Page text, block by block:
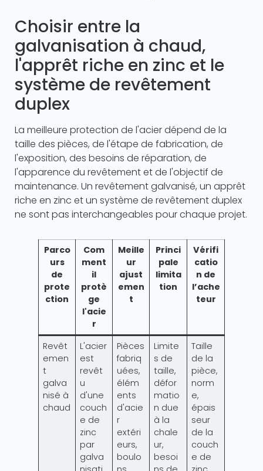
Choisir entre la
galvanisation à chaud,
l'apprêt riche en zinc et le
système de revêtement
duplex
La meilleure protection de l'acier dépend de la
taille des pièces, de l'étape de fabrication, de
l'exposition, des besoins de réparation, de
l'apparence du revêtement et de l'objectif de
maintenance. Un revêtement galvanisé, un apprêt
riche en zinc et un système de revêtement duplex
ne sont pas interchangeables pour chaque projet.
Parco
urs
de
prote
ction
Com
ment
il
protè
ge
l'acie
r
Meille
ur
ajust
emen
t
Princi
pale
limita
tion
Vérifi
catio
n de
l’ache
teur
Revêt
emen
t
galva
nisé à
chaud
L'acier
est
revêt
u
d'une
couch
e de
zinc
par
galva
Pièces
fabriq
uées,
élém
ents
d'acie
r
extéri
eurs,
boulo
Limite
s de
taille,
défor
matio
n due
à la
chale
ur,
besoi
Taille
de la
pièce,
norm
e,
épais
seur
de la
couch
e de